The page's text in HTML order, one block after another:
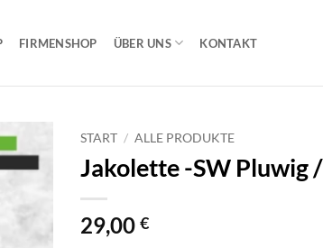
FIRMENSHOP ÜBER UNS KONTAKT
START / ALLE PRODUKTE
Jakolette -SW Pluwig
29,00 €